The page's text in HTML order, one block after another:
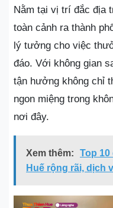
Nằm tại vị trí đắc địa
toàn cảnh ra thành
lý tưởng cho việc
đáo. Với không gian
tận hưởng không chỉ
ngon miệng trong
nơi đây.
Xem thêm:
Top
Huế rộng rãi, dịch